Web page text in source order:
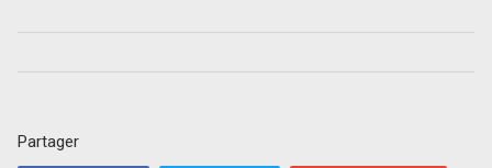
Partager